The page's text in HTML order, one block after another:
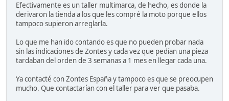
Efectivamente es un taller multimarca, de hecho, es donde la
derivaron la tienda a los que les compré la moto porque ellos
tampoco supieron arreglarla.
Lo que me han ido contando es que no pueden probar nada
sin las indicaciones de Zontes y cada vez que pedían una pieza
tardaban del orden de 3 semanas a 1 mes en llegar cada una.
Ya contacté con Zontes España y tampoco es que se preocupen
mucho. Que contactarían con el taller para ver que pasaba.